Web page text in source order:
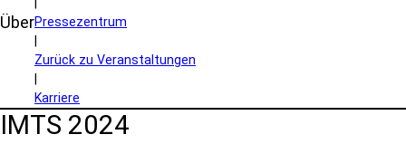
ÜberPressezentrum
Zurück zu Veranstaltungen
Karriere
IMTS 2024